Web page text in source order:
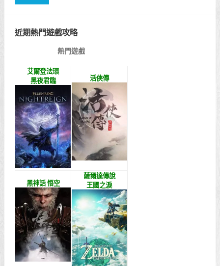
近期熱門遊戲攻略
熱門遊戲
艾爾登法環
黑夜君臨
活俠傳
黑神話 悟空
薩爾達傳說
王國之淚